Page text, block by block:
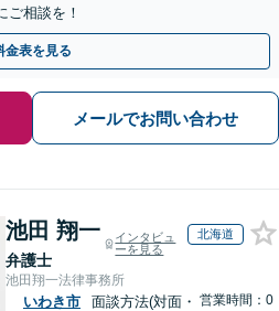
ご相談を！
金表を見る
メールでお問い合わせ
池田 翔一
弁護士
インタビュ
ーを見る
北海道
池田翔一法律事務所
いわき市
面談方法(対面・ 営業時間：0